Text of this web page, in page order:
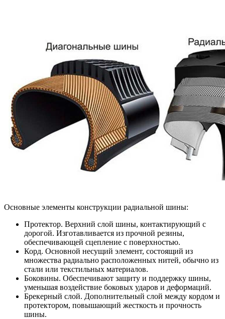
Основные элементы конструкции радиальной шины:
Протектор. Верхний слой шины, контактирующий с
дорогой. Изготавливается из прочной резины,
обеспечивающей сцепление с поверхностью.
Корд. Основной несущий элемент, состоящий из
множества радиально расположенных нитей, обычно из
стали или текстильных материалов.
Боковины. Обеспечивают защиту и поддержку шины,
уменьшая воздействие боковых ударов и деформаций.
Брекерный слой. Дополнительный слой между кордом и
протектором, повышающий жесткость и прочность
шины.